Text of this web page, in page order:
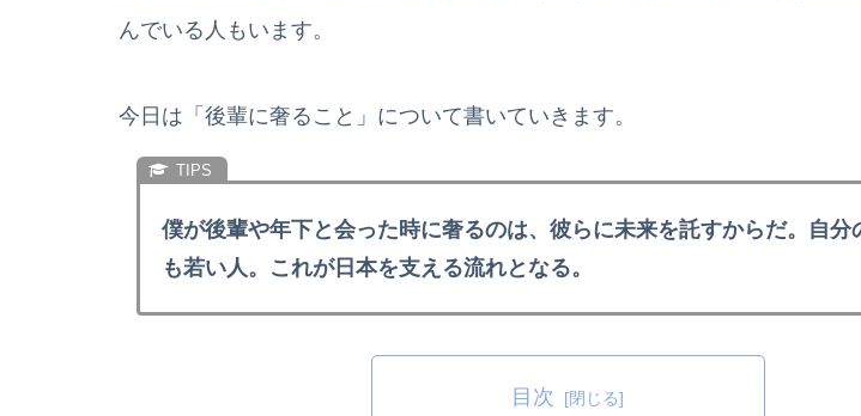
んでいる人もいます。
今日は「後輩に奢ること」について書いていきます。
僕が後輩や年下と会った時に奢るのは、彼らに未来を託すからだ。自分
も若い人。これが日本を支える流れとなる。
目次